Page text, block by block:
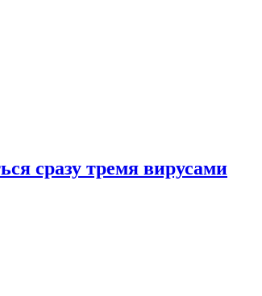
сразу тремя вирусами